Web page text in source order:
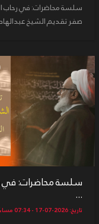
سلسة محاضرات: في رحاب
صفر تقديم الشيخ
سلسة محاضرات: في
...
تاريخ: 2026-07-17 - 07:34 مساءً - قراءات: 97